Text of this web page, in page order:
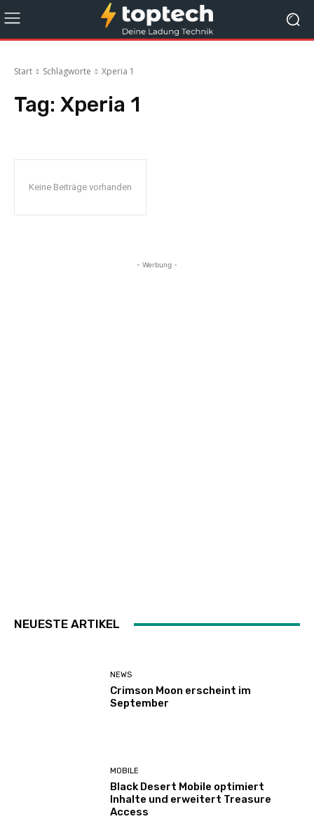
Start Schlagworte Xperia 1
Tag: Xperia 1
Keine Beiträge vorhanden
- Werbung -
NEUESTE ARTIKEL
NEWS
Crimson Moon erscheint im
September
MOBILE
Black Desert Mobile optimiert
Inhalte und erweitert Treasure
Access